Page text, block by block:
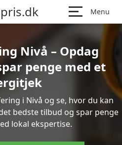
Menu
Nivå – Opdag
penge med et
i Nivå og se, hvor du kan
bedste tilbud og spar penge
lokal ekspertise.